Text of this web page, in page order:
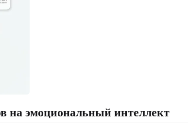
на эмоциональный интеллект